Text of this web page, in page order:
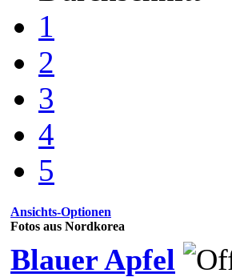
1
2
3
4
5
Ansichts-Optionen
Fotos aus Nordkorea
Blauer Apfel